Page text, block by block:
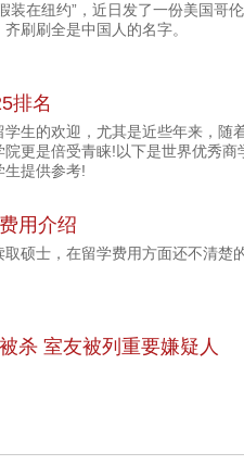
装在纽约”，近日发了一份美国哥
刷刷全是中国人的名字。
排名
生的欢迎，尤其是近些年来，随
更是倍受青睐!以下是世界优秀商
生提供参考!
用介绍
硕士，在留学费用方面还不清楚
杀 室友被列重要嫌疑人